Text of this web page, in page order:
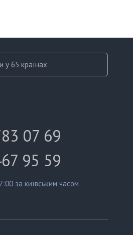
у 65 країнах
07 69
95 59
за київським часом